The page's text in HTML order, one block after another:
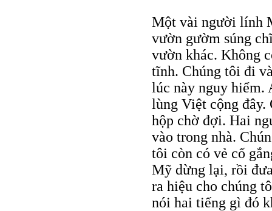
Một vài người lính
vườn gườm súng
vườn khác. Không
tĩnh. Chúng tôi đi
lúc này nguy hiểm.
lùng Việt cộng
hộp chờ đợi. Hai
vào trong nhà.
tôi còn có vẻ cố
Mỹ dừng lại, rồi
ra hiệu cho chúng
nói hai tiếng gì đó